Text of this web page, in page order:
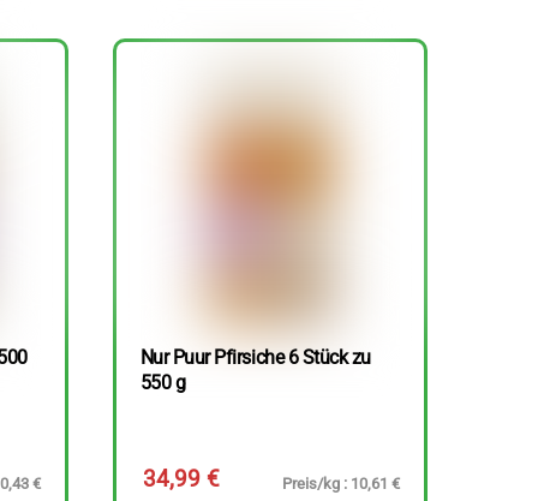
€
Nur Puur Pfirsiche 6 Stück zu
550 g
34,99€
Preis/kg : 10,61 €